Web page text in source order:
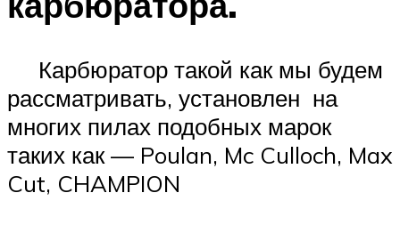
Карбюратор такой как мы будем
рассматривать, установлен на
многих пилах подобных марок
таких как — Poulan, Mc Culloch, Max
Cut, CHAMPION